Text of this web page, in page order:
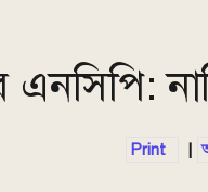
Print